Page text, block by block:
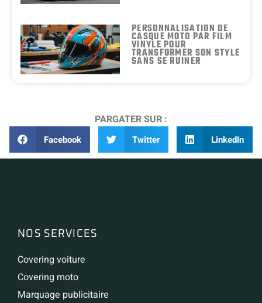
PERSONNALISATION DE
CASQUE MOTO PAR FILM
VINYLE POUR
TRANSFORMER SON STYLE
SANS SE RUINER
PARGATER SUR :
Facebook Twitter LinkedIn
NOS SERVICES
Covering voiture
Covering moto
Marquage publicitaire